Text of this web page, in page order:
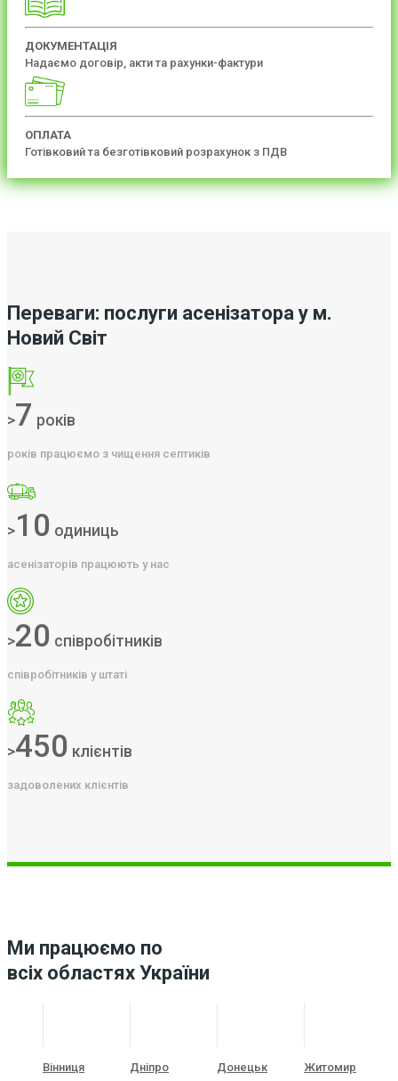
ДОКУМЕНТАЦІЯ
Надаємо договір, акти та рахунки-фактури
ОПЛАТА
Готівковий та безготівковий розрахунок з ПДВ
Переваги: послуги асенізатора у м.
Новий Світ
>7 років
років працюємо з чищення септиків
>10 одиниць
асенізаторів працюють у нас
>20 співробітників
співробітників у штаті
>450 клієнтів
задоволених клієнтів
Ми працюємо по
всіх областях України
Вінниця Дніпро Донецьк Житомир